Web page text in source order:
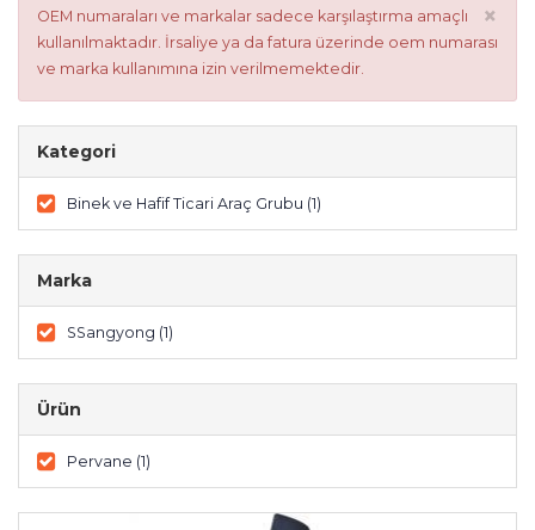
×
OEM numaraları ve markalar sadece karşılaştırma amaçlı
kullanılmaktadır. İrsaliye ya da fatura üzerinde oem numarası
ve marka kullanımına izin verilmemektedir.
Kategori
Binek ve Hafif Ticari Araç Grubu (1)
Marka
SSangyong (1)
Ürün
Pervane (1)